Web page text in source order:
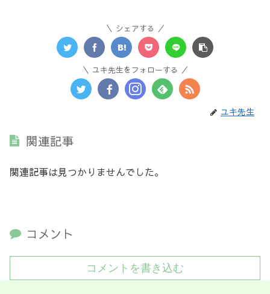
シェアする
ユキ先生をフォローする
ユキ先生
関連記事
関連記事は見つかりませんでした。
コメント
コメントを書き込む